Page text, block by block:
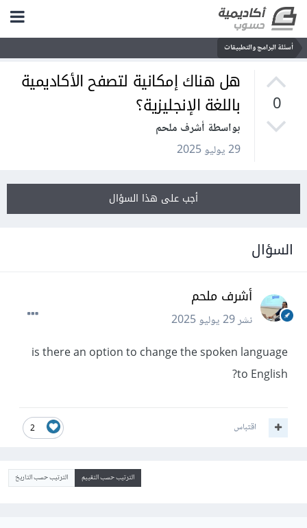
أسئلة البرامج والتطبيقات
0
هل هناك إمكانية لتصفح الأكاديمية
باللغة الإنجليزية؟
بواسطة أشرف ملحم
29 يوليو 2025
أجب على هذا السؤال
السؤال
أشرف ملحم
نشر29 يوليو 2025
is there an option to change the spoken language
to English?
2 اقتباس
الترتيب حسب التقييم الترتيب حسب التاريخ